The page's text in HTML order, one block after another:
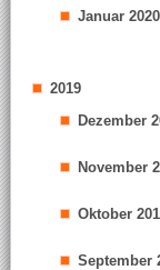
Januar 2020
2019
Dezember
November
Oktober
September